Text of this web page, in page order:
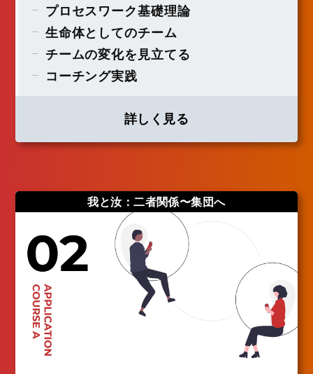
プロセスワーク基礎理論
生命体としてのチーム
チームの変化を見立てる
コーチング実践
詳しく見る
我と汝：二者関係〜集団へ